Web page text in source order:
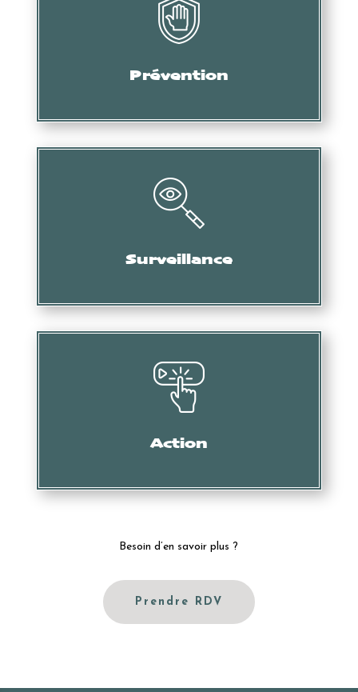
Prévention
Audit, formation, etc.
Surveillance
Collecte d’informations, de preuves, etc.
Action
Mise en demeure, intervention des services douaniers,
Besoin d’en savoir plus ?
Prendre RDV